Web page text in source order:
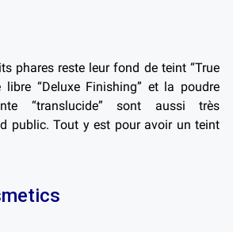
phares reste leur fond de teint “True
libre “Deluxe Finishing” et la poudre
“translucide” sont aussi très
public. Tout y est pour avoir un teint